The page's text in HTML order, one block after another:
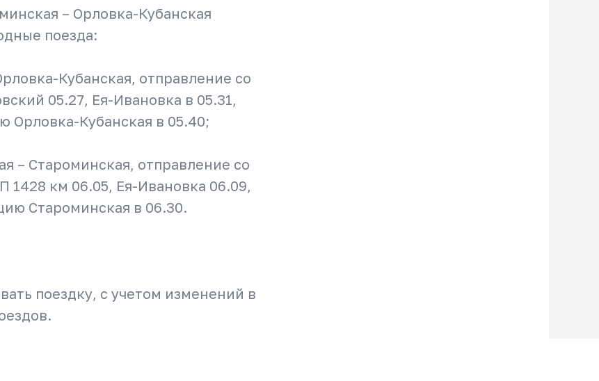
– Орловка-Кубанская
поезда:
Кубанская, отправление со
05.27, Ея-Ивановка в 05.31,
Орловка-Кубанская в 05.40;
– Староминская, отправление со
1428 км 06.05, Ея-Ивановка 06.09,
Староминская в 06.30.
поездку, с учетом изменений в